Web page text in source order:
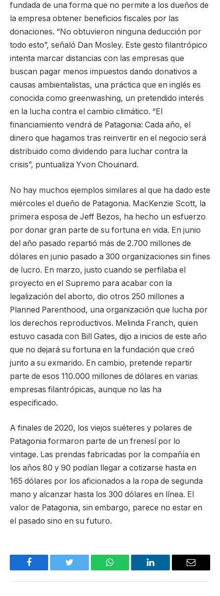
fundada de una forma que no permite a los dueños de
la empresa obtener beneficios fiscales por las
donaciones. “No obtuvieron ninguna deducción por
todo esto”, señaló Dan Mosley. Este gesto filantrópico
intenta marcar distancias con las empresas que
buscan pagar menos impuestos dando donativos a
causas ambientalistas, una práctica que en inglés es
conocida como greenwashing, un pretendido interés
en la lucha contra el cambio climático. “El
financiamiento vendrá de Patagonia: Cada año, el
dinero que hagamos tras reinvertir en el negocio será
distribuido como dividendo para luchar contra la
crisis”, puntualiza Yvon Chouinard.
No hay muchos ejemplos similares al que ha dado este
miércoles el dueño de Patagonia. MacKenzie Scott, la
primera esposa de Jeff Bezos, ha hecho un esfuerzo
por donar gran parte de su fortuna en vida. En junio
del año pasado repartió más de 2.700 millones de
dólares en junio pasado a 300 organizaciones sin fines
de lucro. En marzo, justo cuando se perfilaba el
proyecto en el Supremo para acabar con la
legalización del aborto, dio otros 250 millones a
Planned Parenthood, una organización que lucha por
los derechos reproductivos. Melinda Franch, quien
estuvo casada con Bill Gates, dijo a inicios de este año
que no dejará su fortuna en la fundación que creó
junto a su exmarido. En cambio, pretende repartir
parte de esos 110.000 millones de dólares en varias
empresas filantrópicas, aunque no las ha
especificado.
A finales de 2020, los viejos suéteres y polares de
Patagonia formaron parte de un frenesí por lo
vintage. Las prendas fabricadas por la compañía en
los años 80 y 90 podían llegar a cotizarse hasta en
165 dólares por los aficionados a la ropa de segunda
mano y alcanzar hasta los 300 dólares en línea. El
valor de Patagonia, sin embargo, parece no estar en
el pasado sino en su futuro.
Facebook Twitter WhatsApp LinkedIn Email